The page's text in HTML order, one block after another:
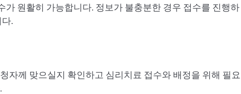
가 원활히 가능합니다. 정보가 불충분한 경우 접수를 진행하
.
자께 맞으실지 확인하고 심리치료 접수와 배정을 위해 필요